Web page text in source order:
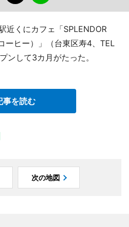
近くにカフェ「SPLENDOR
ーヒー）」（台東区寿4、TEL
して3カ月がたった。
事を読む
次の地図